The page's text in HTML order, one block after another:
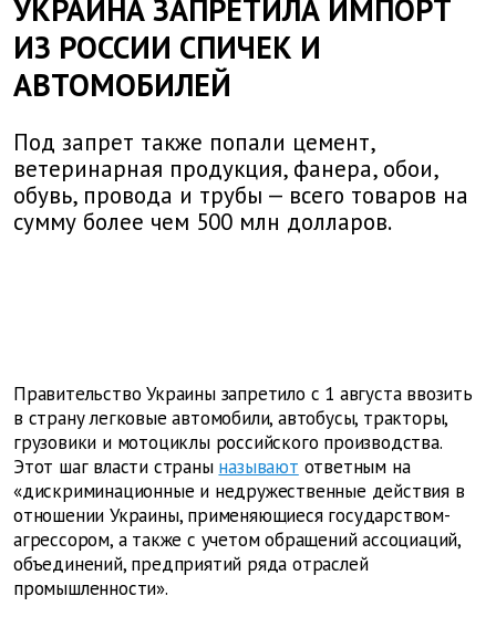
УКРАИНА ЗАПРЕТИЛА ИМПОРТ
ИЗ РОССИИ СПИЧЕК И
АВТОМОБИЛЕЙ
Под запрет также попали цемент,
ветеринарная продукция, фанера, обои,
обувь, провода и трубы — всего товаров на
сумму более чем 500 млн долларов.
Правительство Украины запретило с 1 августа ввозить
в страну легковые автомобили, автобусы, тракторы,
грузовики и мотоциклы российского производства.
Этот шаг власти страны называют ответным на
«дискриминационные и недружественные действия в
отношении Украины, применяющиеся государством-
агрессором, а также с учетом обращений ассоциаций,
объединений, предприятий ряда отраслей
промышленности».